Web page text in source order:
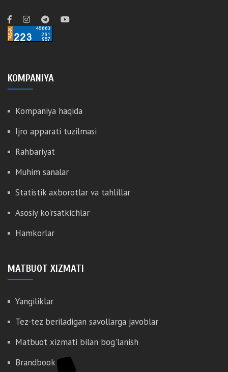
KOMPANIYA
Kompaniya haqida
Ijro apparati tuzilmasi
Rahbariyat
Muhim sanalar
Statistik axborotlar va tahlillar
Asosiy ko'rsatkichlar
Hamkorlar
MATBUOT XIZMATI
Yangiliklar
Tez-tez beriladigan savollarga javoblar
Matbuot xizmati bilan bog'lanish
Brandbook